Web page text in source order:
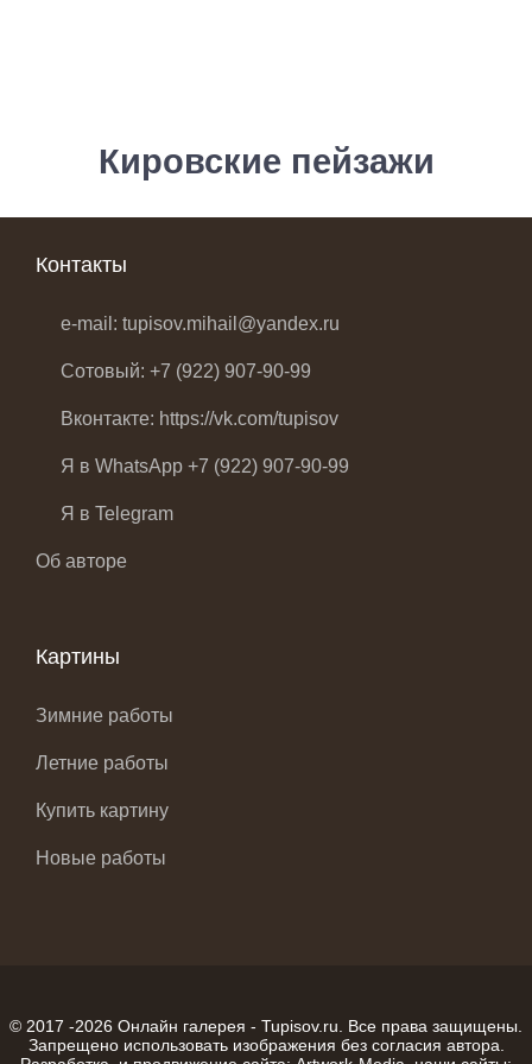
Кировские пейзажи
Контакты
e-mail: tupisov.mihail@yandex.ru
Сотовый: +7 (922) 907-90-99
Вконтакте: https://vk.com/tupisov
Я в WhatsApp +7 (922) 907-90-99
Я в Telegram
Об авторе
Картины
Зимние работы
Летние работы
Купить картину
Новые работы
© 2017 -2026 Онлайн галерея - Tupisov.ru . Все права защищены.
Запрещено использовать изображения без согласия автора.